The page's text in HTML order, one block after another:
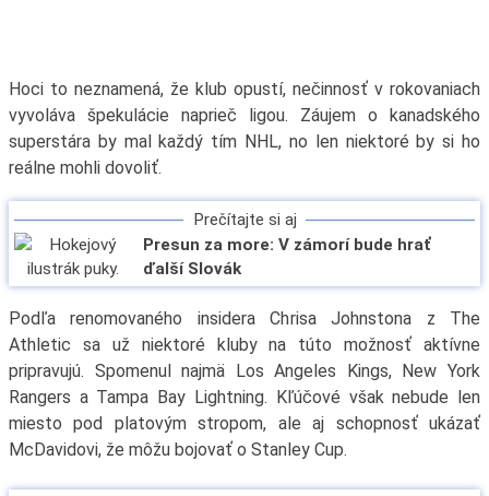
Hoci to neznamená, že klub opustí, nečinnosť v rokovaniach
vyvoláva špekulácie naprieč ligou. Záujem o kanadského
superstára by mal každý tím NHL, no len niektoré by si ho
reálne mohli dovoliť.
Prečítajte si aj
Presun za more: V zámorí bude hrať
ďalší Slovák
Podľa renomovaného insidera Chrisa Johnstona z The
Athletic sa už niektoré kluby na túto možnosť aktívne
pripravujú. Spomenul najmä Los Angeles Kings, New York
Rangers a Tampa Bay Lightning. Kľúčové však nebude len
miesto pod platovým stropom, ale aj schopnosť ukázať
McDavidovi, že môžu bojovať o Stanley Cup.